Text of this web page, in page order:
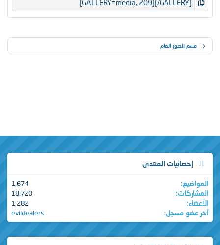
قسم الصور العام
إحصائيات المنتدى
المواضيع
1,674
المشاركات
18,720
الأعضاء
1,282
آخر عضو مسجل
evildealers